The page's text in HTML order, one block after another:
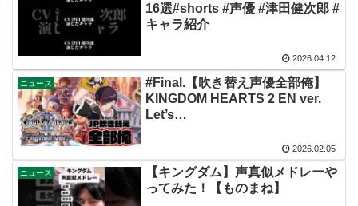
16選#shorts #声優 #津田健次郎 #
キャラ紹介
2026.04.12
ニュース
#Final.【吹き替え声優全部俺】
KINGDOM HEARTS 2 EN ver.
Let’s
2026.02.05
ニュース
【キングダム】声真似メドレーや
ってみた！【ものまね】